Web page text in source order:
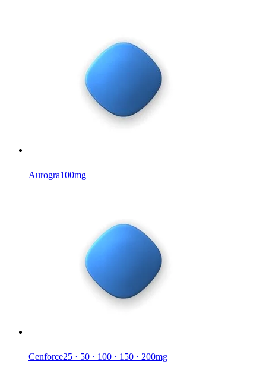
Aurogra100mg
Cenforce25 · 50 · 100 · 150 · 200mg